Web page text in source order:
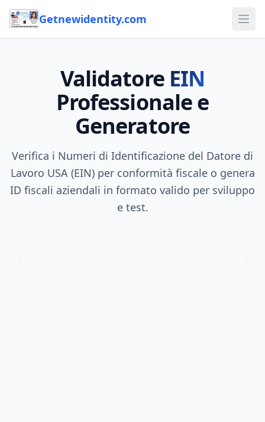
Getnewidentity.com
Validatore EIN
Professionale e
Generatore
Verifica i Numeri di Identificazione del Datore di
Lavoro USA (EIN) per conformità fiscale o genera
ID fiscali aziendali in formato valido per sviluppo
e test.